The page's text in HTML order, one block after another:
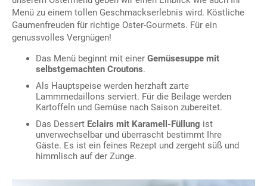
Menü zu einem tollen Geschmackserlebnis wird. Köstliche
Gaumenfreuden für richtige Oster-Gourmets. Für ein
genussvolles Vergnügen!
Das Menü beginnt mit einer Gemüsesuppe mit
selbstgemachten Croutons.
Als Hauptspeise werden herzhaft zarte
Lammmedaillons serviert. Für die Beilage werden
Kartoffeln und Gemüse nach Saison zubereitet.
Das Dessert Eclairs mit Karamell-Füllung ist
unverwechselbar und überrascht bestimmt Ihre
Gäste. Es ist ein feines Rezept und zergeht süß und
himmlisch auf der Zunge.